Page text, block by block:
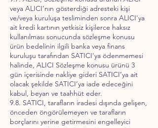
veya ALICI’nın gösterdiği adresteki kişi
ve/veya kuruluşa tesliminden sonra ALICI'ya
ait kredi kartının yetkisiz kişilerce haksız
kullanılması sonucunda sözleşme konusu
ürün bedelinin ilgili banka veya finans
kuruluşu tarafından SATICI'ya ödenmemesi
halinde, ALICI Sözleşme konusu ürünü 3
gün içerisinde nakliye gideri SATICI’ya ait
olacak şekilde SATICI’ya iade edeceğini
kabul, beyan ve taahhüt eder.
9.8. SATICI, tarafların iradesi dışında gelişen,
önceden öngörülemeyen ve tarafların
borçlarını yerine getirmesini engelleyici